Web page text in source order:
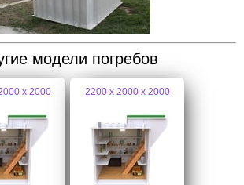
модели погребов
х 2000 2200 х 2000 х 2000